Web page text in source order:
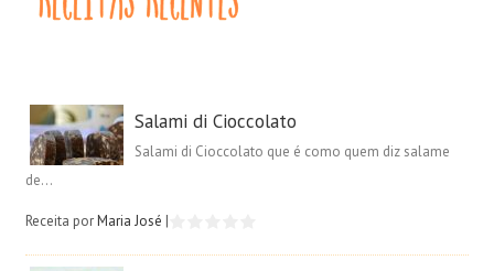
Salami di Cioccolato
Salami di Cioccolato que é como quem diz salame
de...
Receita porMaria José |